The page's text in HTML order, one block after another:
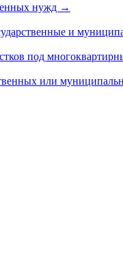
нужд →
и
под
или